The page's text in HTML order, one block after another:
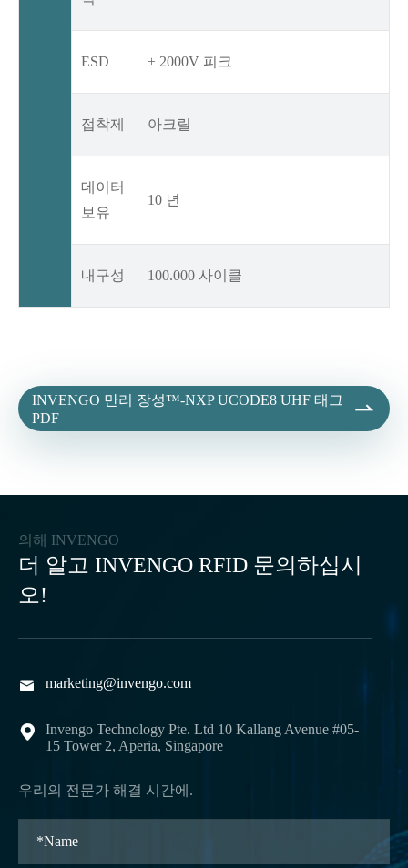
ESD ± 2000V 피크
접착제 아크릴
데이터
보유
10 년
내구성 100.000 사이클
INVENGO 만리 장성™-NXP UCODE8 UHF 태그
PDF

의해 INVENGO
더 알고 INVENGO RFID 문의하십시
오!
 marketing@invengo.com

Invengo Technology Pte. Ltd 10 Kallang Avenue #05-
15 Tower 2, Aperia, Singapore
우리의 전문가 해결 시간에.